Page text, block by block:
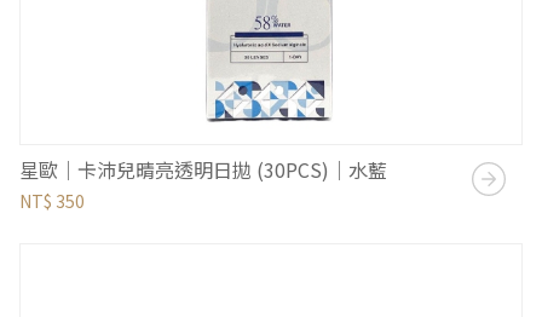
星歐｜卡沛兒晴亮透明日拋 (30PCS)｜水藍
NT$ 350